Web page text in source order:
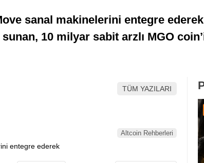
sanal makinelerini entegre
10 milyar sabit arzlı MGO
TÜM YAZILARI
Altcoin Rehberleri